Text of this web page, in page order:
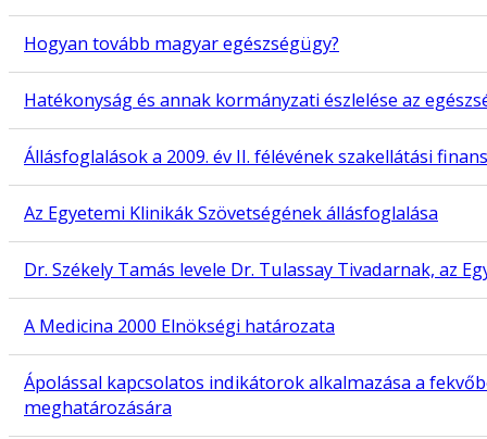
Hogyan tovább magyar egészségügy?
Hatékonyság és annak kormányzati észlelése az
Állásfoglalások a 2009. év II. félévének szakellátási
Az Egyetemi Klinikák Szövetségének állásfoglalása
Dr. Székely Tamás levele Dr. Tulassay Tivadarnak, az
A Medicina 2000 Elnökségi határozata
Ápolással kapcsolatos indikátorok alkalmazása a
meghatározására